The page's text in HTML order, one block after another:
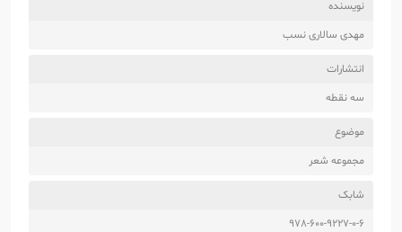
نویسنده
مهدی سالاری نسب
انتشارات
سه نقطه
موضوع
مجموعه شعر
شابک
978-600-9227-0-6